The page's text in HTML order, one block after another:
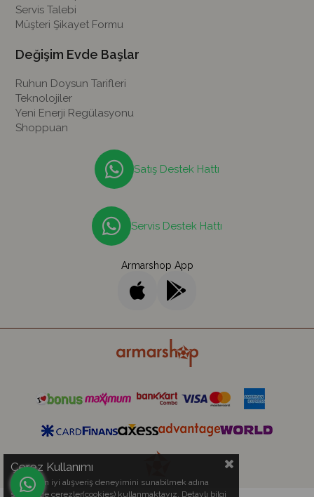
Servis Talebi
Müşteri Şikayet Formu
Değişim Evde Başlar
Ruhun Doysun Tarifleri
Teknolojiler
Yeni Enerji Regülasyonu
Shoppuan
Satış Destek Hattı
Servis Destek Hattı
Armarshop App
Çerez Kullanımı
Sizlere en iyi alışveriş deneyimini sunabilmek adına
sitemizde çerezler(cookies) kullanmaktayız. Detaylı bilgi